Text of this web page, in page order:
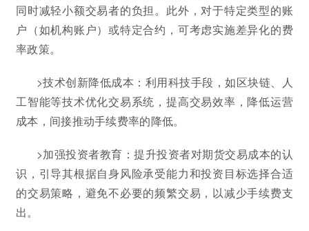
同时减轻小额交易者的负担。此外，对于特定类型的账
户（如机构账户）或特定合约，可考虑实施差异化的费
率政策。
>技术创新降低成本：利用科技手段，如区块链、人
工智能等技术优化交易系统，提高交易效率，降低运营
成本，间接推动手续费率的降低。
>加强投资者教育：提升投资者对期货交易成本的认
识，引导其根据自身风险承受能力和投资目标选择合适
的交易策略，避免不必要的频繁交易，以减少手续费支
出。